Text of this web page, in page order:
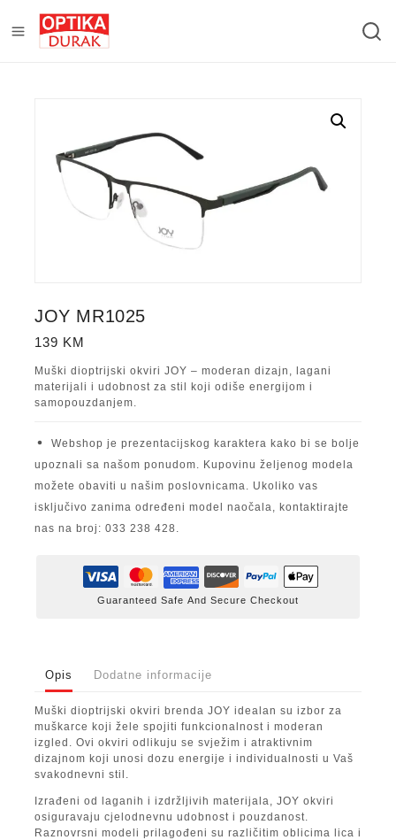
JOY MR1025
139 KM
Muški dioptrijski okviri JOY – moderan dizajn, lagani
materijali i udobnost za stil koji odiše energijom i
samopouzdanjem.
Webshop je prezentacijskog karaktera kako bi se bolje
upoznali sa našom ponudom. Kupovinu željenog modela
možete obaviti u našim poslovnicama. Ukoliko vas
isključivo zanima određeni model naočala, kontaktirajte
nas na broj: 033 238 428.
Guaranteed Safe And Secure Checkout
Opis Dodatne informacije
Muški dioptrijski okviri brenda JOY idealan su izbor za
muškarce koji žele spojiti funkcionalnost i moderan
izgled. Ovi okviri odlikuju se svježim i atraktivnim
dizajnom koji unosi dozu energije i individualnosti u Vaš
svakodnevni stil.
Izrađeni od laganih i izdržljivih materijala, JOY okviri
osiguravaju cjelodnevnu udobnost i pouzdanost.
Raznovrsni modeli prilagođeni su različitim oblicima lica i